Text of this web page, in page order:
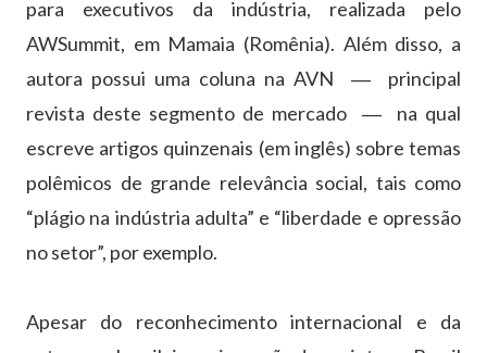
para executivos da indústria, realizada pelo
AWSummit, em Mamaia (Romênia). Além disso, a
autora possui uma coluna na AVN ― principal
revista deste segmento de mercado ― na qual
escreve artigos quinzenais (em inglês) sobre temas
polêmicos de grande relevância social, tais como
“plágio na indústria adulta” e “liberdade e opressão
no setor”, por exemplo.
Apesar do reconhecimento internacional e da